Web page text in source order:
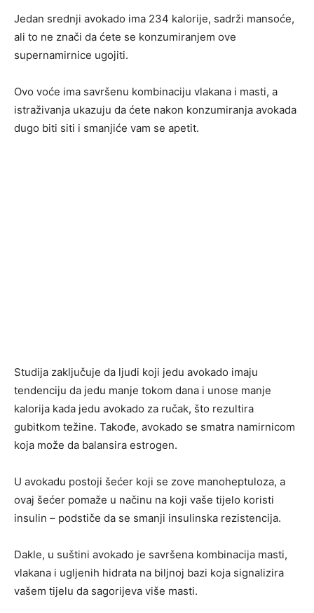
Jedan srednji avokado ima 234 kalorije, sadrži mansoće,
ali to ne znači da ćete se konzumiranjem ove
supernamirnice ugojiti.
Ovo voće ima savršenu kombinaciju vlakana i masti, a
istraživanja ukazuju da ćete nakon konzumiranja avokada
dugo biti siti i smanjiće vam se apetit.
Studija zaključuje da ljudi koji jedu avokado imaju
tendenciju da jedu manje tokom dana i unose manje
kalorija kada jedu avokado za ručak, što rezultira
gubitkom težine. Takođe, avokado se smatra namirnicom
koja može da balansira estrogen.
U avokadu postoji šećer koji se zove manoheptuloza, a
ovaj šećer pomaže u načinu na koji vaše tijelo koristi
insulin – podstiče da se smanji insulinska rezistencija.
Dakle, u suštini avokado je savršena kombinacija masti,
vlakana i ugljenih hidrata na biljnoj bazi koja signalizira
vašem tijelu da sagorijeva više masti.